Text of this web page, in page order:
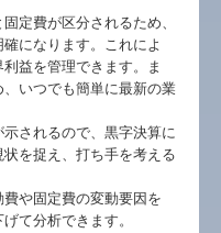
定費が区分されるため、
になります。これによ
益を管理できます。ま
いつでも簡単に最新の業
されるので、黒字決算に
を捉え、打ち手を考える
や固定費の変動要因を
て分析できます。